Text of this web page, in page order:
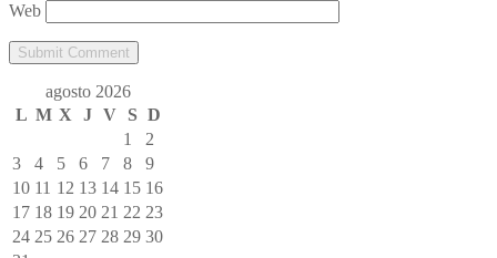
Web
agosto 2026
L M X J V S D
1
2
3
4 5 6 7 8
9
10 11 12 13 14 15 16
17 18 19 20 21 22 23
24 25 26 27 28 29 30